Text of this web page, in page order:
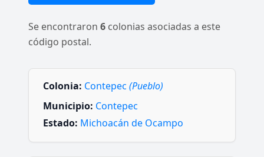
Se encontraron 6 colonias asociadas a este
código postal.
Colonia: Contepec (Pueblo)
Municipio: Contepec
Estado: Michoacán de Ocampo